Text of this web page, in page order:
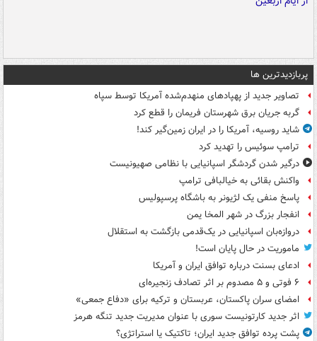
پربازدیدترین ها
تصاویر جدید از پهپادهای منهدم‌شده آمریکا توسط سپاه
گربه جریان برق شهرستان فریمان را قطع کرد
شاید روسیه، آمریکا را در ایران زمین‌گیر کند!
ترامپ سوئیس را تهدید کرد
درگیر شدن گردشگر اسپانیایی با نظامی صهیونیست
واکنش بقائی به خیالبافی ترامپ
پاسخ منفی یک لژیونر به باشگاه پرسپولیس
انفجار بزرگ در شهر المخا یمن
دروازه‌بان اسپانیایی در یک‌قدمی بازگشت به استقلال
ماموریت در حال پایان است!
ادعای بسنت درباره توافق ایران و آمریکا
۶ فوتی و ۵ مصدوم بر اثر تصادف زنجیره‌ای
امضای سران پاکستان، عربستان و ترکیه برای «دفاع جمعی»
اثر جدید کارتونیست سوری با عنوان مدیریت جدید تنگه هرمز
پشت پرده توافق جدید ایران؛ تاکتیک یا استراتژی؟